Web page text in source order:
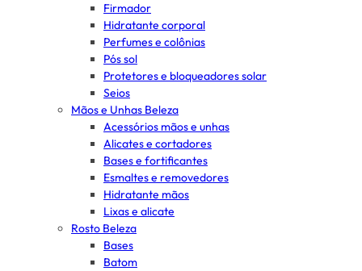
Firmador
Hidratante corporal
Perfumes e colônias
Pós sol
Protetores e bloqueadores solar
Seios
Mãos e Unhas Beleza
Acessórios mãos e unhas
Alicates e cortadores
Bases e fortificantes
Esmaltes e removedores
Hidratante mãos
Lixas e alicate
Rosto Beleza
Bases
Batom